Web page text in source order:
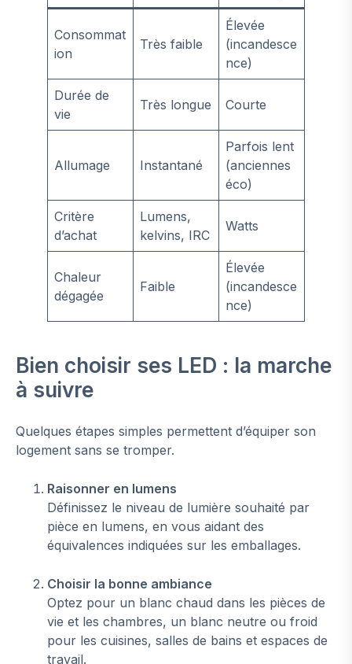
Consommat
ion
Très faible
Élevée
(incandesce
nce)
Durée de
vie
Très longue Courte
Allumage Instantané
Parfois lent
(anciennes
éco)
Critère
d’achat
Lumens,
kelvins, IRC
Watts
Chaleur
dégagée
Faible
Élevée
(incandesce
nce)
Bien choisir ses LED : la marche
à suivre
Quelques étapes simples permettent d’équiper son
logement sans se tromper.
Raisonner en lumens
Définissez le niveau de lumière souhaité par
pièce en lumens, en vous aidant des
équivalences indiquées sur les emballages.
Choisir la bonne ambiance
Optez pour un blanc chaud dans les pièces de
vie et les chambres, un blanc neutre ou froid
pour les cuisines, salles de bains et espaces de
travail.